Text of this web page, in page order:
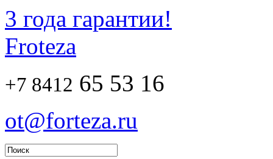
3 года гарантии!
Froteza
+7 8412 65 53 16
ot@forteza.ru